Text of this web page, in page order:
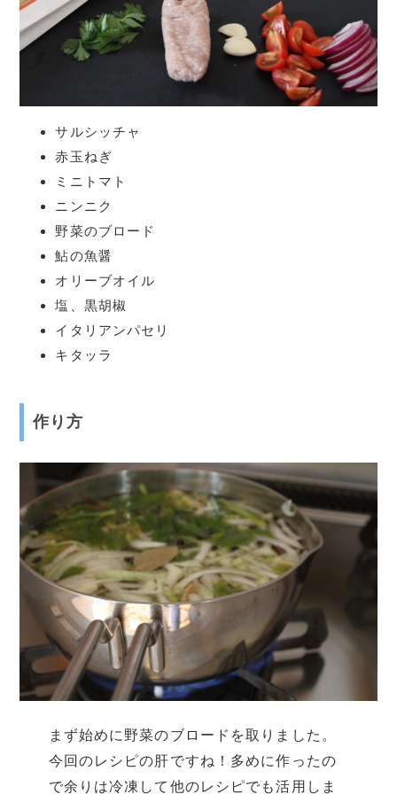
サルシッチャ
赤玉ねぎ
ミニトマト
ニンニク
野菜のブロード
鮎の魚醤
オリーブオイル
塩、黒胡椒
イタリアンパセリ
キタッラ
作り方
まず始めに野菜のブロードを取りました。
今回のレシピの肝ですね！多めに作ったの
で余りは冷凍して他のレシピでも活用しま